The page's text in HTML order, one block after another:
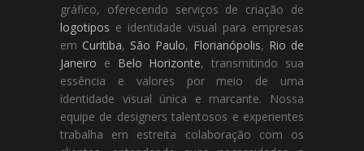
gráfico, oferecendo serviços de criação de
logotipos e identidade visual para empresas
em Curitiba, São Paulo, Florianópolis, Rio de
Janeiro e Belo Horizonte, transmitindo sua
essência e valores por meio de uma
identidade visual única e marcante. Nossa
equipe de designers talentosos e experientes
trabalha em estreita colaboração com os